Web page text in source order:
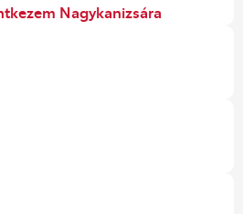
Nagykanizsára